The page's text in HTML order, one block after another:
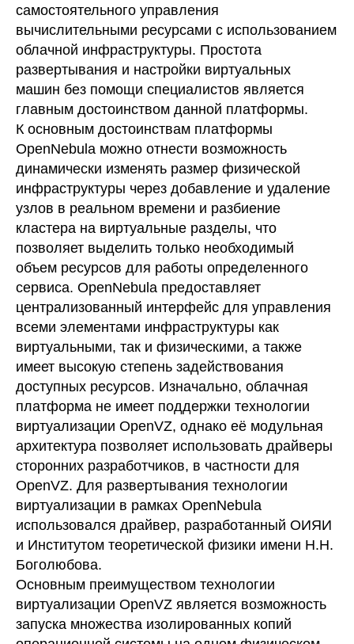
самостоятельного управления
вычислительными ресурсами с использованием
облачной инфраструктуры. Простота
развертывания и настройки виртуальных
машин без помощи специалистов является
главным достоинством данной платформы.
К основным достоинствам платформы
OpenNebula можно отнести возможность
динамически изменять размер физической
инфраструктуры через добавление и удаление
узлов в реальном времени и разбиение
кластера на виртуальные разделы, что
позволяет выделить только необходимый
объем ресурсов для работы определенного
сервиса. OpenNebula предоставляет
централизованный интерфейс для управления
всеми элементами инфраструктуры как
виртуальными, так и физическими, а также
имеет высокую степень задействования
доступных ресурсов. Изначально, облачная
платформа не имеет поддержки технологии
виртуализации OpenVZ, однако её модульная
архитектура позволяет использовать драйверы
сторонних разработчиков, в частности для
OpenVZ. Для развертывания технологии
виртуализации в рамках OpenNebula
использовался драйвер, разработанный ОИЯИ
и Институтом теоретической физики имени Н.Н.
Боголюбова.
Основным преимуществом технологии
виртуализации OpenVZ является возможность
запуска множества изолированных копий